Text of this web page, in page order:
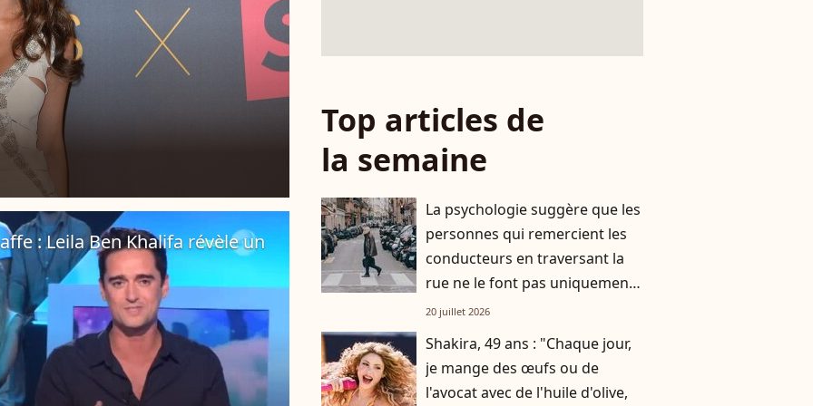
: Leila Ben Khalifa révèle un
Top articles de
la semaine
La psychologie suggère que les
personnes qui remercient les
conducteurs en traversant la
rue ne le font pas uniquement
par gratitude
20 juillet 2026
Shakira, 49 ans : "Chaque jour,
je mange des œufs ou de
l'avocat avec de l'huile d'olive,